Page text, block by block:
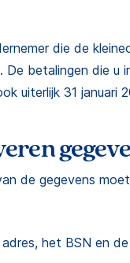
die de
betalingen die u
uiterlijk 31 januari
de gegevens
het BSN en